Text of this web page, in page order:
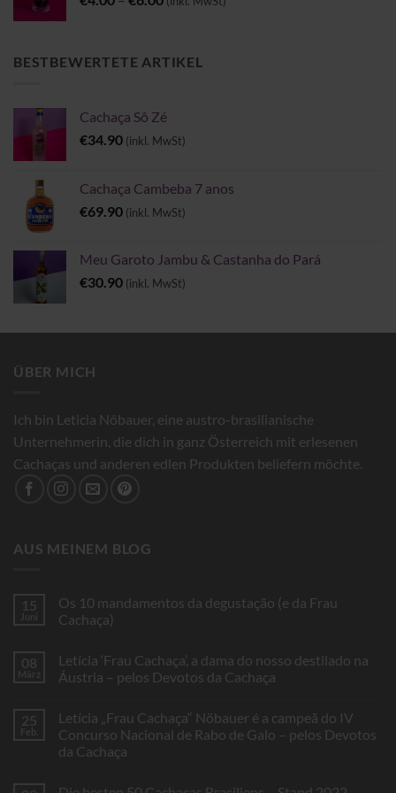
€6.00
BESTBEWERTETE ARTIKEL
Cachaça Sô Zé
€34.90 (inkl. MwSt)
Cachaça Cambeba 7 anos
€69.90 (inkl. MwSt)
Meu Garoto Jambu & Castanha do Pará
€30.90 (inkl. MwSt)
ÜBER MICH
Ich bin Leticia Nöbauer, eine austro-brasilianische
Unternehmerin, die dich in ganz Österreich mit erlesenen
Cachaças und anderen edlen Produkten beliefern möchte.
AUS MEINEM BLOG
15
Juni
Os 10 mandamentos da degustação (e da Frau
Cachaça)
Os
10
degustação
(e
da
Frau
08
März
Letícia ‘Frau Cachaça’, a dama do nosso destilado na
Áustria – pelos Devotos da Cachaça
Letícia
‘Frau
Cachaça’,
do
25
Feb.
Letícia „Frau Cachaça“ Nöbauer é a campeã do IV
Concurso Nacional de Rabo de Galo – pelos Devotos
da Cachaça